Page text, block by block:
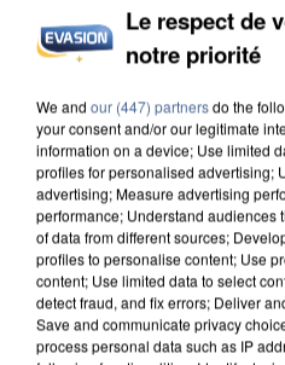
IL TUE SON FILS ET
EX-COMPAGNE À NICE
Le respect de
notre priorité
We and our (447) partnersdo the
your consent and/or our legitimate
information on a device; Use limited
profiles for personalised advertising;
advertising; Measure advertising
performance; Understand audiences
of data from different sources;
profiles to personalise content; Use
content; Use limited data to select
detect fraud, and fix errors; Deliver
Save and communicate privacy
process personal data such as IP